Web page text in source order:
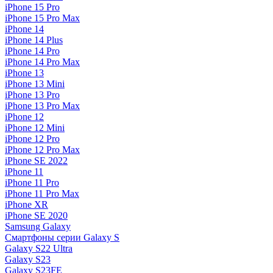
iPhone 15 Pro
iPhone 15 Pro Max
iPhone 14
iPhone 14 Plus
iPhone 14 Pro
iPhone 14 Pro Max
iPhone 13
iPhone 13 Mini
iPhone 13 Pro
iPhone 13 Pro Max
iPhone 12
iPhone 12 Mini
iPhone 12 Pro
iPhone 12 Pro Max
iPhone SE 2022
iPhone 11
iPhone 11 Pro
iPhone 11 Pro Max
iPhone XR
iPhone SE 2020
Samsung Galaxy
Смартфоны серии Galaxy S
Galaxy S22 Ultra
Galaxy S23
Galaxy S23FE